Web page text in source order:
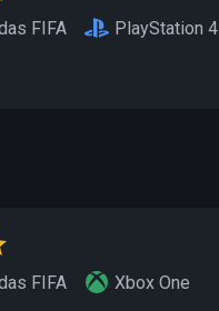
FIFA PlayStation 4
FIFA Xbox One